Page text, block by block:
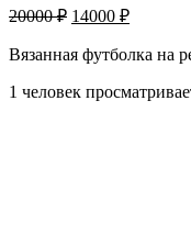
20000₽ 14000 ₽
Вязанная футболка на
1 человек